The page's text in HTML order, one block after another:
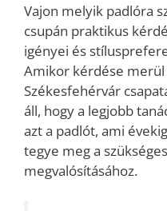
Vajon melyik padlóra
csupán praktikus
igényei és
Amikor kérdése merül
Székesfehérvár
áll, hogy a legjobb
azt a padlót, ami
tegye meg a
megvalósításához.